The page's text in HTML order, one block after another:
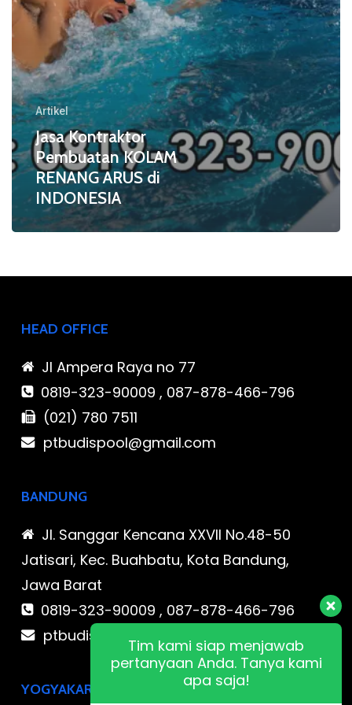
INDONESIA
Artikel
Jasa Kontraktor
Pembuatan KOLAM
RENANG ARUS di
INDONESIA
HEAD OFFICE
Jl Ampera Raya no 77
0819-323-90009 , 087-878-466-796
(021) 780 7511
ptbudispool@gmail.com
BANDUNG
Jl. Sanggar Kencana XXVII No.48-50
Jatisari, Kec. Buahbatu, Kota Bandung,
Jawa Barat
0819-323-90009 , 087-878-466-796
ptbudispool@gmail.com
YOGYAKARTA
Tim kami siap menjawab
pertanyaan Anda. Tanya kami
apa saja!